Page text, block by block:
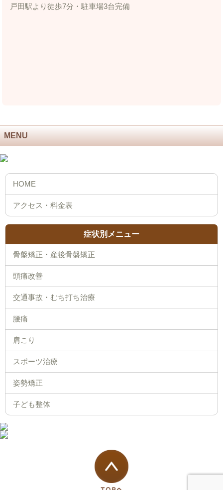
戸田駅より徒歩7分・駐車場3台完備
MENU
症状別メニュー
骨盤矯正・産後骨盤矯正
頭痛改善
交通事故・むち打ち治療
腰痛
肩こり
スポーツ治療
姿勢矯正
子ども整体